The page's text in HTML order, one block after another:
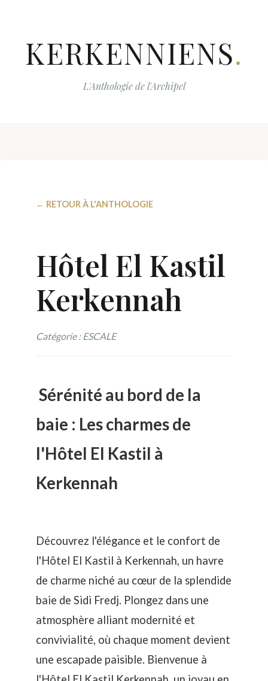
KERKENNIENS.
L'Anthologie de l'Archipel
← RETOUR À L'ANTHOLOGIE
Hôtel El Kastil
Kerkennah
Catégorie : ESCALE
Sérénité au bord de la
baie : Les charmes de
l'Hôtel El Kastil à
Kerkennah
Découvrez l'élégance et le confort de
l'Hôtel El Kastil à Kerkennah, un havre
de charme niché au cœur de la splendide
baie de Sidi Fredj. Plongez dans une
atmosphère alliant modernité et
convivialité, où chaque moment devient
une escapade paisible. Bienvenue à